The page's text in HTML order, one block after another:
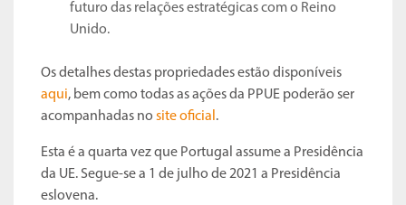
futuro das relações estratégicas com o Reino
Unido.
Os detalhes destas propriedades estão disponíveis
aqui, bem como todas as ações da PPUE poderão ser
acompanhadas no site oficial .
Esta é a quarta vez que Portugal assume a Presidência
da UE. Segue-se a 1 de julho de 2021 a Presidência
eslovena.